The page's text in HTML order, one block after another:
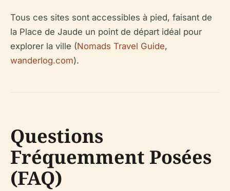
Tous ces sites sont accessibles à pied, faisant de
la Place de Jaude un point de départ idéal pour
explorer la ville (Nomads Travel Guide,
wanderlog.com).
Questions
Fréquemment Posées
(FAQ)